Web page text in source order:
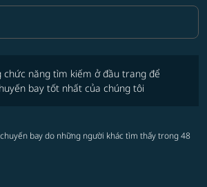
phổ thông Selected
chức năng tìm kiếm ở đầu trang để
bay tốt nhất của chúng tôi
bay do những người khác tìm thấy trong 48